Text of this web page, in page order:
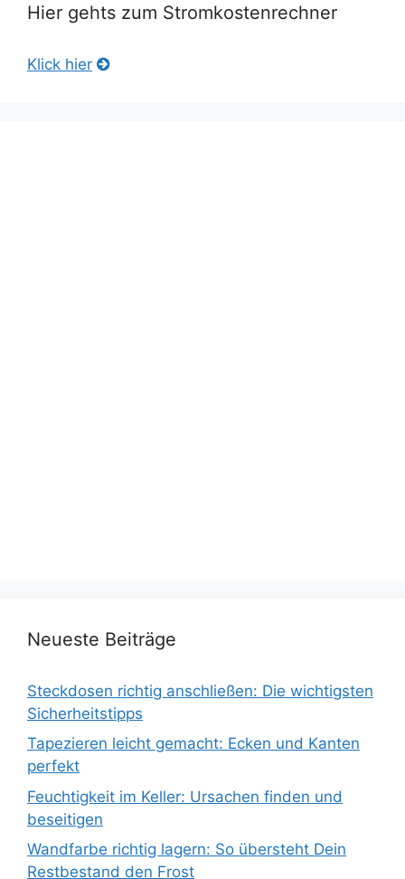
Hier gehts zum Stromkostenrechner
Klick hier
Neueste Beiträge
Steckdosen richtig anschließen: Die wichtigsten
Sicherheitstipps
Tapezieren leicht gemacht: Ecken und Kanten
perfekt
Feuchtigkeit im Keller: Ursachen finden und
beseitigen
Wandfarbe richtig lagern: So übersteht Dein
Restbestand den Frost